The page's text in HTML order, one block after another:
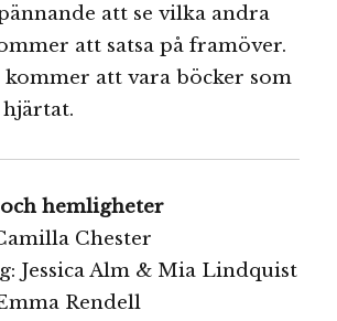
att se vilka andra
att satsa på framöver.
kommer att vara böcker som
hemligheter
Chester
Jessica Alm & Mia Lindquist
Rendell